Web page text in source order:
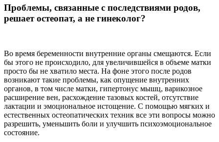
Проблемы, связанные с последствиями родов,
решает остеопат, а не гинеколог?
Во время беременности внутренние органы смещаются. Если
бы этого не происходило, для увеличившейся в объеме матки
просто бы не хватило места. На фоне этого после родов
возникают такие проблемы, как опущение внутренних
органов, в том числе матки, гипертонус мышц, варикозное
расширение вен, расхождение тазовых костей, отсутствие
лактации и эмоциональное истощение. С помощью мягких и
естественных остеопатических техник все эти вопросы можно
разрешить, уменьшить боли и улучшить психоэмоциональное
состояние.